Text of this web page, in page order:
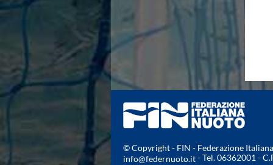
Flash News
Formazione
Sezione Salvamento
Composizione
Norme e documenti
Formazione
Sedi Regionali e Provinciali
Designazioni Arbitrali
Scuole Nuoto
© Copyright - FIN - Federazione
info@federnuoto.it- Tel. 06362001 -